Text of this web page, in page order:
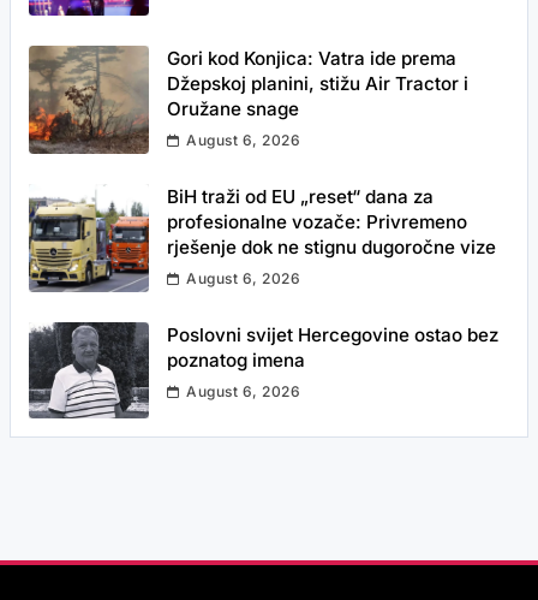
Gori kod Konjica: Vatra ide prema
Džepskoj planini, stižu Air Tractor i
Oružane snage
August 6, 2026
BiH traži od EU „reset“ dana za
profesionalne vozače: Privremeno
rješenje dok ne stignu dugoročne vize
August 6, 2026
Poslovni svijet Hercegovine ostao bez
poznatog imena
August 6, 2026